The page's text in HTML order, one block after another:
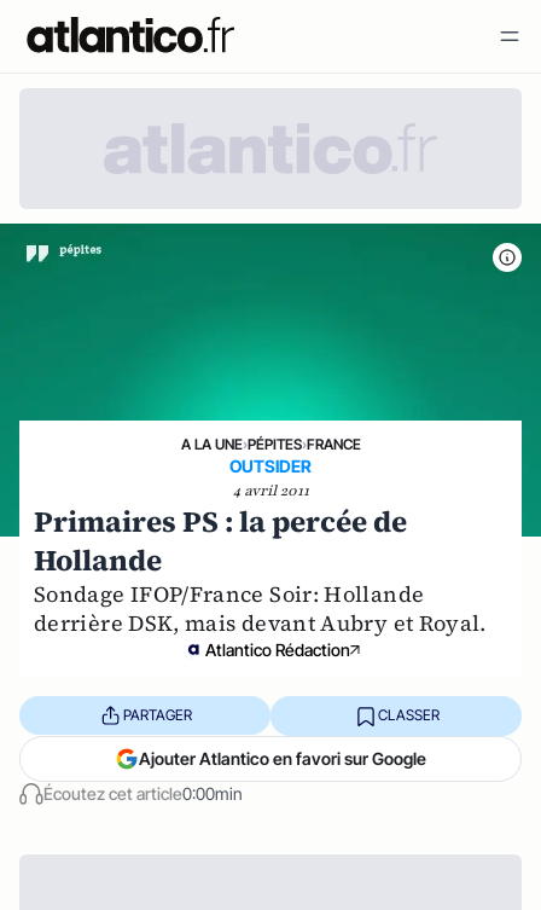
A LA UNE›PÉPITES›FRANCE
OUTSIDER
4 avril 2011
Primaires PS : la percée de
Hollande
Sondage IFOP/France Soir: Hollande
derrière DSK, mais devant Aubry et Royal.
Atlantico Rédaction
Écoutez cet article0:00min
PARTAGER CLASSER
Ajouter Atlantico en favori sur Google